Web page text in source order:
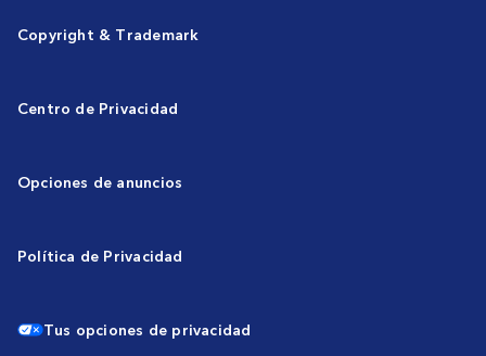
Copyright & Trademark
Centro de Privacidad
Opciones de anuncios
Política de Privacidad
Tus opciones de privacidad